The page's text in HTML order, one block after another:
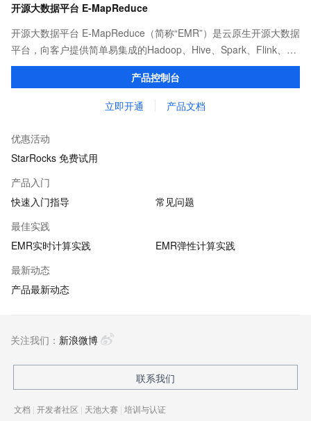
开源大数据平台 E-MapReduce
开源大数据平台 E-MapReduce（简称“EMR”）是云原生开源大数据
平台，向客户提供简单易集成的Hadoop、Hive、Spark、Flink、
Presto、ClickHouse、StarRocks、Delta、Hudi等开源大数据计算
产品控制台
立即开通 产品文档
优惠活动
StarRocks 免费试用
产品入门
快速入门指导
常见问题
最佳实践
EMR实时计算实践
EMR弹性计算实践
最新动态
产品最新动态
关注我们： 新浪微博
联系我们
文档 | 开发者社区 | 天池大赛 | 培训与认证